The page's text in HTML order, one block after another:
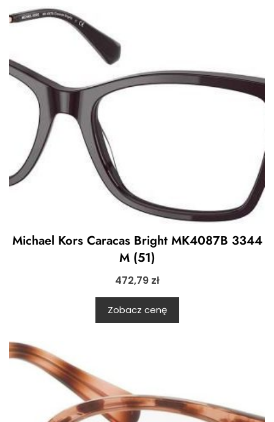
Michael Kors Caracas Bright MK4087B 3344
M (51)
472,79 zł
Zobacz cenę